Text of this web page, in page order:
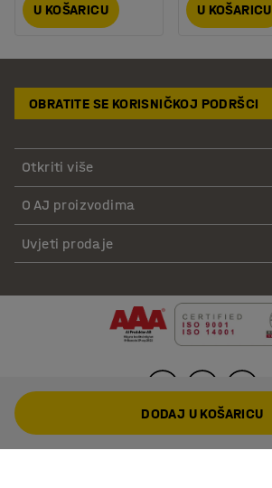
U KOŠARICU U KOŠARICU
OBRATITE SE KORISNIČKOJ PODRŠCI
Otkriti više
O AJ proizvodima
Uvjeti prodaje
DODAJ U KOŠARICU